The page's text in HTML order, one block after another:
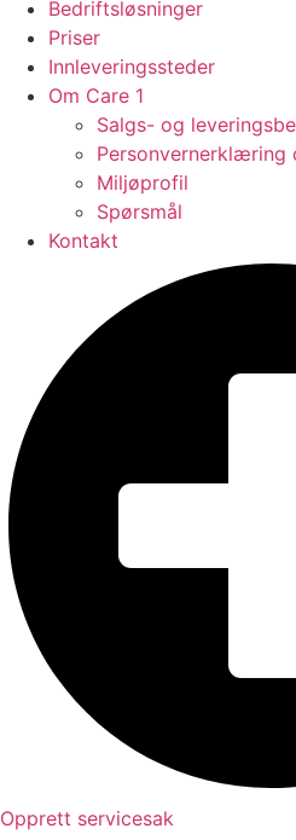
Bedriftsløsninger
Priser
Innleveringssteder
Om Care 1
Salgs- og
Personvernerklæring
Miljøprofil
Spørsmål
Kontakt
Opprett servicesak